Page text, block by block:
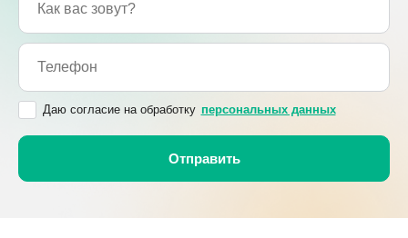
Даю согласие на обработку персональных данных